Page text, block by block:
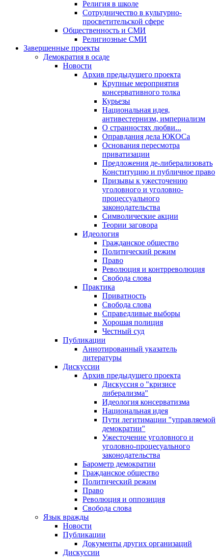
Религия в школе
Сотрудничество в культурно-
просветительской сфере
Общественность и СМИ
Религиозные СМИ
Завершенные проекты
Демократия в осаде
Новости
Архив предыдущего проекта
Крупные мероприятия
консервативного толка
Курьезы
Национальная идея,
антивестернизм, империализм
О странностях любви...
Оправдания дела ЮКОСа
Основания пересмотра
приватизации
Предложения де-либерализовать
Конституцию и публичное право
Призывы к ужесточению
уголовного и уголовно-
процессуального
законодательства
Символические акции
Теории заговора
Идеология
Гражданское общество
Политический режим
Право
Революция и контрреволюция
Свобода слова
Практика
Приватность
Свобода слова
Справедливые выборы
Хорошая полиция
Честный суд
Публикации
Аннотированный указатель
литературы
Дискуссии
Архив предыдущего проекта
Дискуссия о "кризисе
либерализма"
Идеология консерватизма
Национальная идея
Пути легитимации "управляемой
демократии"
Ужесточение уголовного и
уголовно-процесуального
законодательства
Барометр демократии
Гражданское общество
Политический режим
Право
Революция и оппозиция
Свобода слова
Язык вражды
Новости
Публикации
Документы других организаций
Дискуссии